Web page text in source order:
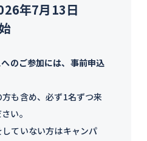
年7月13日
のご参加には、事前申込
も含め、必ず1名ずつ来
い。
していない方はキャンパ